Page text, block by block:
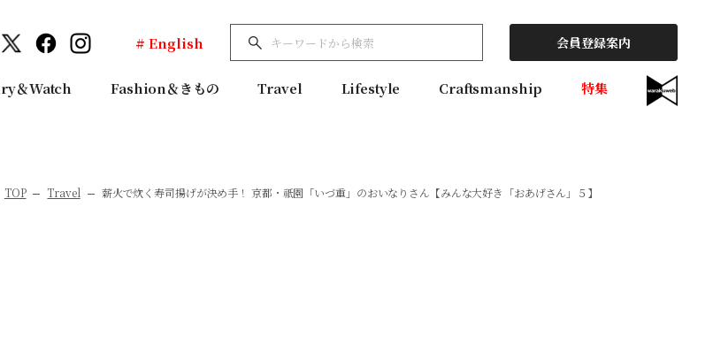
# English 会員登録案内
＆Watch Fashion＆きもの Travel Lifestyle Craftsmanship 特集
TOP Travel 薪火で炊く寿司揚げが決め手！ 京都・祇園「いづ重」のおいなりさん【みんな大好き「おあげさん」５】